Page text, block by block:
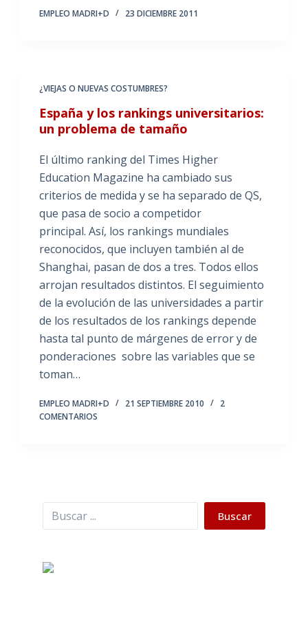
EMPLEO MADRI+D 23 DICIEMBRE 2011
¿VIEJAS O NUEVAS COSTUMBRES?
España y los rankings universitarios:
un problema de tamaño
El último ranking del Times Higher
Education Magazine ha cambiado sus
criterios de medida y se ha separado de QS,
que pasa de socio a competidor
principal. Así, los rankings mundiales
reconocidos, que incluyen también al de
Shanghai, pasan de dos a tres. Todos ellos
arrojan resultados distintos. El seguimiento
de la evolución de las universidades a partir
de los resultados de los rankings depende
hasta tal punto de márgenes de error y de
ponderaciones sobre las variables que se
toman…
EMPLEO MADRI+D 21 SEPTIEMBRE 2010
2
COMENTARIOS
Buscar Buscar